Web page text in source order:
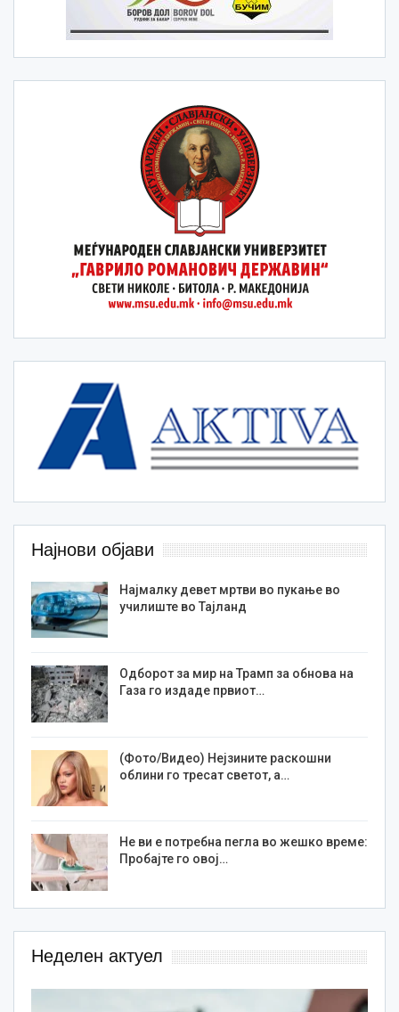
Најнови објави
Најмалку девет мртви во пукање во
училиште во Тајланд
Одборот за мир на Трамп за обнова на
Газа го издаде првиот…
(Фото/Видео) Нејзините раскошни
облини го тресат светот, а…
Не ви е потребна пегла во жешко време:
Пробајте го овој…
Неделен актуел